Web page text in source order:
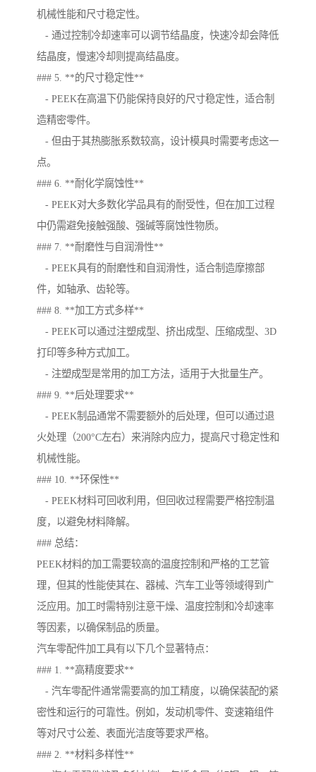
机械性能和尺寸稳定性。
- 通过控制冷却速率可以调节结晶度，快速冷却会降低
结晶度，慢速冷却则提高结晶度。
### 5. **的尺寸稳定性**
- PEEK在高温下仍能保持良好的尺寸稳定性，适合制
造精密零件。
- 但由于其热膨胀系数较高，设计模具时需要考虑这一
点。
### 6. **耐化学腐蚀性**
- PEEK对大多数化学品具有的耐受性，但在加工过程
中仍需避免接触强酸、强碱等腐蚀性物质。
### 7. **耐磨性与自润滑性**
- PEEK具有的耐磨性和自润滑性，适合制造摩擦部
件，如轴承、齿轮等。
### 8. **加工方式多样**
- PEEK可以通过注塑成型、挤出成型、压缩成型、3D
打印等多种方式加工。
- 注塑成型是常用的加工方法，适用于大批量生产。
### 9. **后处理要求**
- PEEK制品通常不需要额外的后处理，但可以通过退
火处理（200°C左右）来消除内应力，提高尺寸稳定性和
机械性能。
### 10. **环保性**
- PEEK材料可回收利用，但回收过程需要严格控制温
度，以避免材料降解。
### 总结：
PEEK材料的加工需要较高的温度控制和严格的工艺管
理，但其的性能使其在、器械、汽车工业等领域得到广
泛应用。加工时需特别注意干燥、温度控制和冷却速率
等因素，以确保制品的质量。
汽车零配件加工具有以下几个显著特点：
### 1. **高精度要求**
- 汽车零配件通常需要高的加工精度，以确保装配的紧
密性和运行的可靠性。例如，发动机零件、变速箱组件
等对尺寸公差、表面光洁度等要求严格。
### 2. **材料多样性**